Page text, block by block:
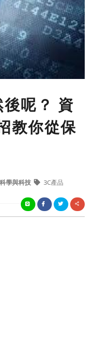
呢？ 資
教你從保
科學與科技 3C產品